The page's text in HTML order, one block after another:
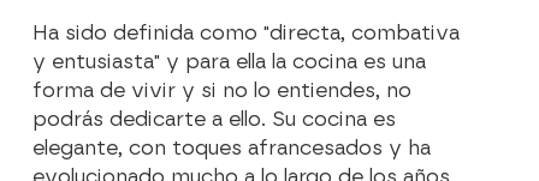
Ha sido definida como "directa, combativa
y entusiasta" y para ella la cocina es una
forma de vivir y si no lo entiendes, no
podrás dedicarte a ello. Su cocina es
elegante, con toques afrancesados y ha